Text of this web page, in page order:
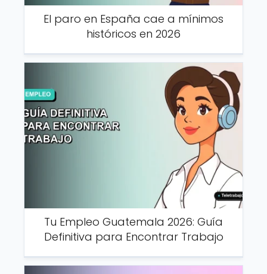
El paro en España cae a mínimos
históricos en 2026
Tu Empleo Guatemala 2026: Guía
Definitiva para Encontrar Trabajo